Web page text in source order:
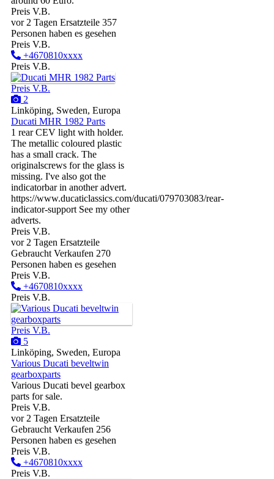
Preis V.B.
vor 2 Tagen Ersatzteile 357
Personen haben es gesehen
Preis V.B.
+4670810xxxx
Preis V.B.
Preis V.B.
2
Linköping, Sweden, Europa
Ducati MHR 1982 Parts
1 rear CEV light with holder.
The metallic coloured plastic
has a small crack. The
originalscrews for the glass is
missing. I've also got the
indicatorbar in another advert.
https://www.ducaticlassics.com/ducati/079703083/rear-
indicator-support See my other
adverts.
Preis V.B.
vor 2 Tagen Ersatzteile
Gebraucht Verkaufen 270
Personen haben es gesehen
Preis V.B.
+4670810xxxx
Preis V.B.
Preis V.B.
5
Linköping, Sweden, Europa
Various Ducati beveltwin
gearboxparts
Various Ducati bevel gearbox
parts for sale.
Preis V.B.
vor 2 Tagen Ersatzteile
Gebraucht Verkaufen 256
Personen haben es gesehen
Preis V.B.
+4670810xxxx
Preis V.B.